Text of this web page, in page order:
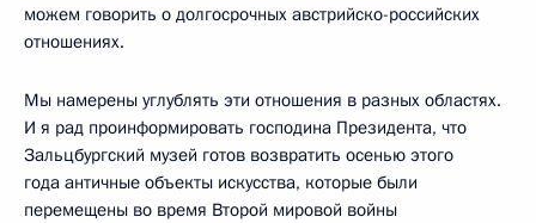
можем говорить о долгосрочных австрийско-российских
отношениях.
Мы намерены углублять эти отношения в разных областях.
И я рад проинформировать господина Президента, что
Зальцбургский музей готов возвратить осенью этого
года античные объекты искусства, которые были
перемещены во время Второй мировой войны